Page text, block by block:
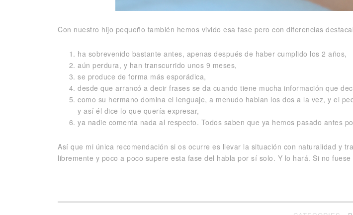
Con nuestro hijo pequeño también hemos vivido esa fase pero con diferencias
ha sobrevenido bastante antes, apenas después de haber cumplido los 2 años,
aún perdura, y han transcurrido unos 9 meses,
se produce de forma más esporádica,
desde que arrancó a decir frases se da cuando tiene mucha información que
como su hermano domina el lenguaje, a menudo hablan los dos a la vez, y el
y así él dice lo que quería expresar,
ya nadie comenta nada al respecto. Todos saben que ya hemos pasado antes
Así que mi única recomendación si os ocurre es llevar la situación con naturalidad y
libremente y poco a poco supere esta fase del habla por sí solo. Y lo hará. Si no